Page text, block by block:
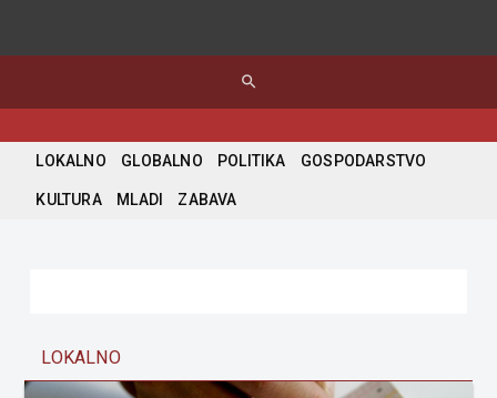
search
LOKALNO GLOBALNO POLITIKA GOSPODARSTVO
KULTURA MLADI ZABAVA
LOKALNO